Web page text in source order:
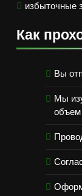
избыточные
Как
Вы
Мы
объем